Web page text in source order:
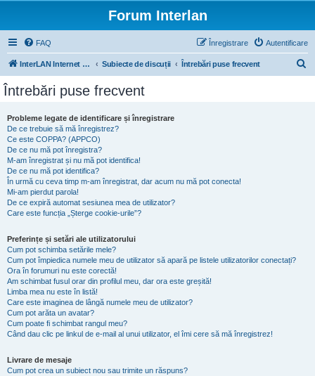
Forum Interlan
FAQ Autentificare
Înregistrare
InterLAN Internet Exchange Subiecte de discuții Întrebări puse frecvent
Întrebări puse frecvent
Probleme legate de identificare și înregistrare
De ce trebuie să mă înregistrez?
Ce este COPPA? (APPCO)
De ce nu mă pot înregistra?
M-am înregistrat și nu mă pot identifica!
De ce nu mă pot identifica?
În urmă cu ceva timp m-am înregistrat, dar acum nu mă pot conecta!
Mi-am pierdut parola!
De ce expiră automat sesiunea mea de utilizator?
Care este funcția „Șterge cookie-urile”?
Preferințe și setări ale utilizatorului
Cum pot schimba setările mele?
Cum pot împiedica numele meu de utilizator să apară pe listele utilizatorilor conectați?
Ora în forumuri nu este corectă!
Am schimbat fusul orar din profilul meu, dar ora este greșită!
Limba mea nu este în listă!
Care este imaginea de lângă numele meu de utilizator?
Cum pot arăta un avatar?
Cum poate fi schimbat rangul meu?
Când dau clic pe linkul de e-mail al unui utilizator, el îmi cere să mă înregistrez!
Livrare de mesaje
Cum pot crea un subiect nou sau trimite un răspuns?